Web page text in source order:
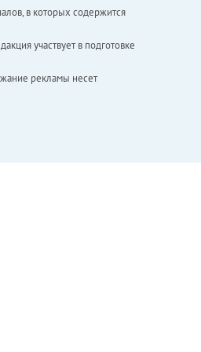
в которых содержится
участвует в подготовке
рекламы несет